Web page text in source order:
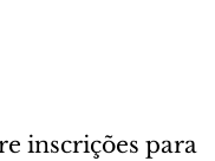
inscrições para